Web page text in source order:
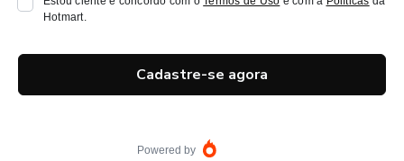
Hotmart.
Cadastre-se agora
Powered by